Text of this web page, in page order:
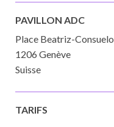
PAVILLON ADC
Place Beatriz-Consuelo
1206 Genève
Suisse
TARIFS